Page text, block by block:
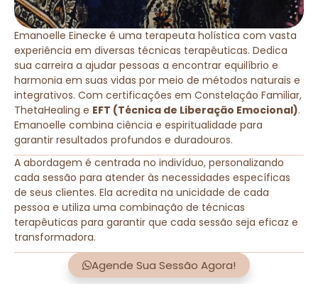
Emanoelle Einecke é uma terapeuta holística com vasta
experiência em diversas técnicas terapêuticas. Dedica
sua carreira a ajudar pessoas a encontrar equilíbrio e
harmonia em suas vidas por meio de métodos naturais e
integrativos. Com certificações em Constelação Familiar,
ThetaHealing e EFT (Técnica de Liberação Emocional).
Emanoelle combina ciência e espiritualidade para
garantir resultados profundos e duradouros.
A abordagem é centrada no indivíduo, personalizando
cada sessão para atender às necessidades específicas
de seus clientes. Ela acredita na unicidade de cada
pessoa e utiliza uma combinação de técnicas
terapêuticas para garantir que cada sessão seja eficaz e
transformadora.
Agende Sua Sessão Agora!